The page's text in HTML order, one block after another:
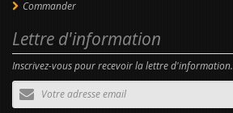
Commander
Lettre d'information
Inscrivez-vous pour recevoir la lettre d'information.
Adresse
email